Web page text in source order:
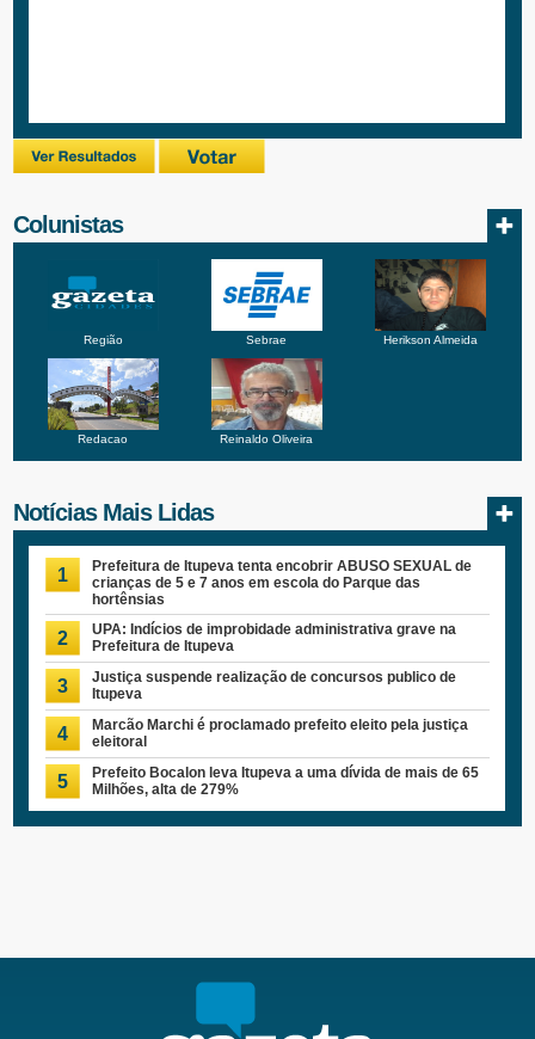
Colunistas
Região Sebrae Herikson Almeida
Redacao Reinaldo Oliveira
Notícias Mais Lidas
1
Prefeitura de Itupeva tenta encobrir ABUSO SEXUAL de
crianças de 5 e 7 anos em escola do Parque das
hortênsias
2
UPA: Indícios de improbidade administrativa grave na
Prefeitura de Itupeva
3
Justiça suspende realização de concursos publico de
Itupeva
4
Marcão Marchi é proclamado prefeito eleito pela justiça
eleitoral
5
Prefeito Bocalon leva Itupeva a uma dívida de mais de 65
Milhões, alta de 279%